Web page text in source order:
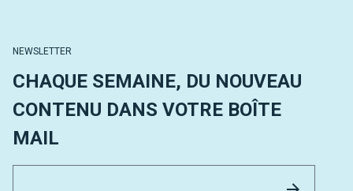
NEWSLETTER
CHAQUE SEMAINE, DU NOUVEAU
CONTENU DANS VOTRE BOÎTE
MAIL